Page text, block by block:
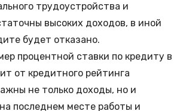
трудоустройства и
высоких доходов, в иной
будет отказано.
процентной ставки по кредиту в
от кредитного рейтинга
не только доходы, но и
последнем месте работы и